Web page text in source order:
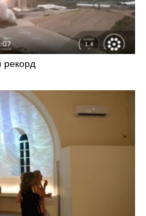
рекорд